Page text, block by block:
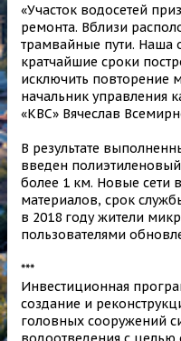
«Участок водосетей
ремонта. Вблизи
трамвайные пути. Наша
кратчайшие сроки
исключить повторение
начальник управления
«КВС» Вячеслав
В результате
введен
более 1 км. Новые сети
материалов, срок
в 2018 году жители
пользователями
***
Инвестиционная
создание и
головных сооружений